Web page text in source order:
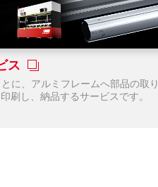
ス
に、アルミフレームへ部品の取
刷し、納品するサービスです。